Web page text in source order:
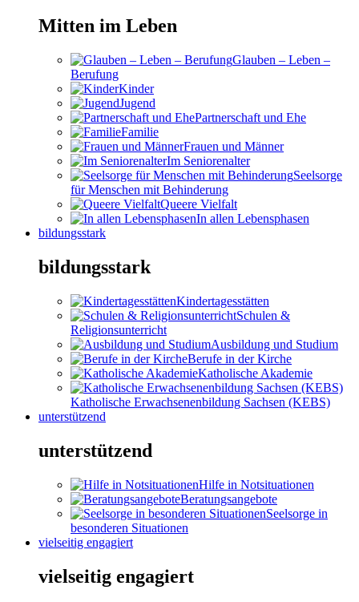
Mitten im Leben
Glauben – Leben –
Berufung
Kinder
Jugend
Partnerschaft und Ehe
Familie
Frauen und Männer
Im Seniorenalter
Seelsorge
für Menschen mit Behinderung
Queere Vielfalt
In allen Lebensphasen
bildungsstark
bildungsstark
Kindertagesstätten
Schulen &
Religionsunterricht
Ausbildung und Studium
Berufe in der Kirche
Katholische Akademie
Katholische Erwachsenenbildung Sachsen (KEBS)
unterstützend
unterstützend
Hilfe in Notsituationen
Beratungsangebote
Seelsorge in
besonderen Situationen
vielseitig engagiert
vielseitig engagiert